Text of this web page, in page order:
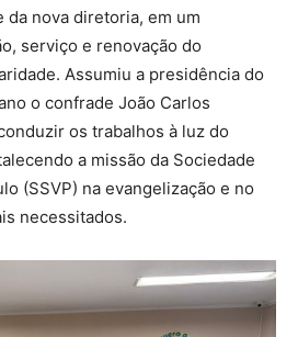
da nova diretoria, em um
serviço e renovação do
Assumiu a presidência do
o confrade João Carlos
os trabalhos à luz do
a missão da Sociedade
(SSVP) na evangelização e no
necessitados.